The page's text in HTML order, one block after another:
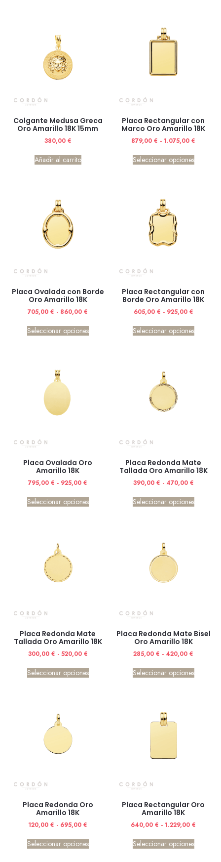
Colgante Medusa Greca
Oro Amarillo 18K 15mm
380,00 €
Añadir al carrito
Placa Rectangular con
Marco Oro Amarillo 18K
879,00 € - 1.075,00 €
Seleccionar opciones
Placa Ovalada con Borde
Oro Amarillo 18K
705,00 € - 860,00 €
Seleccionar opciones
Placa Rectangular con
Borde Oro Amarillo 18K
605,00 € - 925,00 €
Seleccionar opciones
Placa Ovalada Oro
Amarillo 18K
795,00 € - 925,00 €
Seleccionar opciones
Placa Redonda Mate
Tallada Oro Amarillo 18K
390,00 € - 470,00 €
Seleccionar opciones
Placa Redonda Mate
Tallada Oro Amarillo 18K
300,00 € - 520,00 €
Seleccionar opciones
Placa Redonda Mate Bisel
Oro Amarillo 18K
285,00 € - 420,00 €
Seleccionar opciones
Placa Redonda Oro
Amarillo 18K
120,00 € - 695,00 €
Seleccionar opciones
Placa Rectangular Oro
Amarillo 18K
640,00 € - 1.229,00 €
Seleccionar opciones